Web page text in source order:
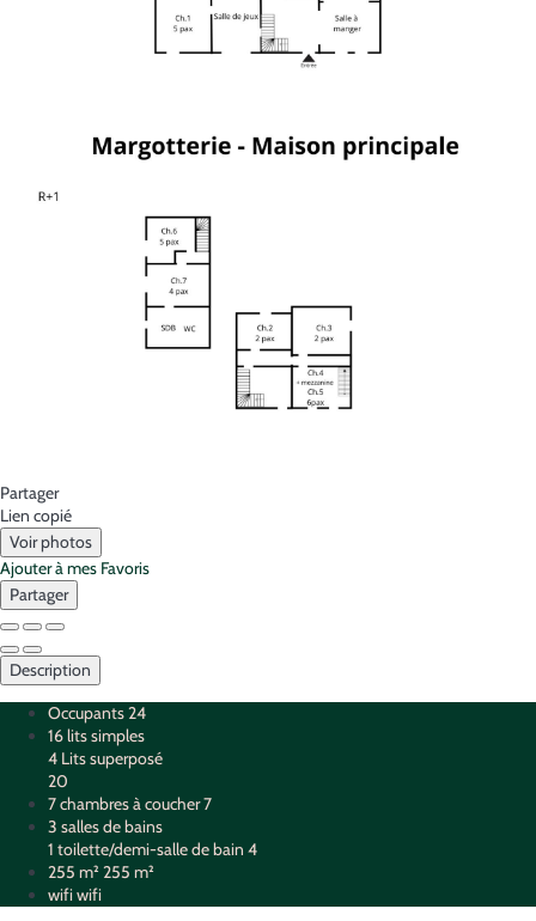
Partager
Lien copié
Voir photos
Ajouter à mes Favoris
Partager
Description
Occupants24
16 lits simples
4 Lits superposé
20
7 chambres à coucher7
3 salles de bains
1 toilette/demi-salle de bain 4
255 m² 255 m²
wifiwifi